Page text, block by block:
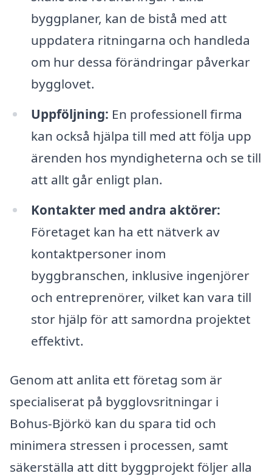
byggplaner, kan de bistå med att
uppdatera ritningarna och handleda
om hur dessa förändringar påverkar
bygglovet.
Uppföljning: En professionell firma
kan också hjälpa till med att följa upp
ärenden hos myndigheterna och se till
att allt går enligt plan.
Kontakter med andra aktörer:
Företaget kan ha ett nätverk av
kontaktpersoner inom
byggbranschen, inklusive ingenjörer
och entreprenörer, vilket kan vara till
stor hjälp för att samordna projektet
effektivt.
Genom att anlita ett företag som är
specialiserat på bygglovsritningar i
Bohus-Björkö kan du spara tid och
minimera stressen i processen, samt
säkerställa att ditt byggprojekt följer alla